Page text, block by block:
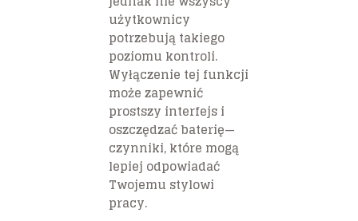
użytkownicy
potrzebują takiego
poziomu kontroli.
Wyłączenie tej funkcji
może zapewnić
prostszy interfejs i
oszczędzać baterię—
czynniki, które mogą
lepiej odpowiadać
Twojemu stylowi
pracy.